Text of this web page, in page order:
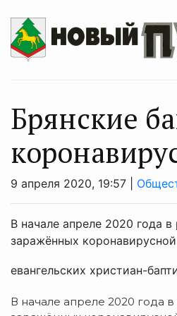
Брянские
9 апреля 2020, 19:57 |
В начале апреле 2020 года
заражённых
евангельских христиан-
В начале апреле 2020 года